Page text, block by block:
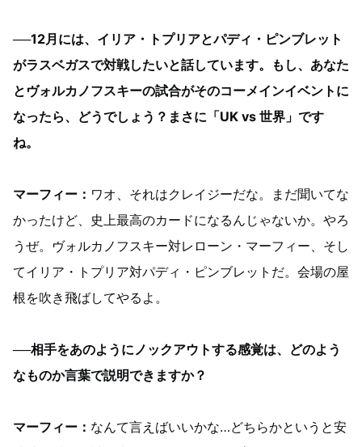
──12月には、イリア・トプリアとパディ・ピンブレット
がラスベガスで対戦したいと話しています。もし、あなた
とヴォルカノフスキーの試合がそのコーメインイベントに
なったら、どうでしょう？まさに「UK vs 世界」です
ね。
マーフィー： ワオ、それはクレイジーだな。まだ聞いてな
かったけど、史上最高のカードになるんじゃないか。やろ
うぜ。ヴォルカノフスキー対レローン・マーフィー、そし
てイリア・トプリア対パディ・ピンブレットだ。会場の屋
根を吹き飛ばしてやるよ。
──相手をあのようにノックアウトする感覚は、どのよう
なものか言葉で説明できますか？
マーフィー： なんて言えばいいかな…どちらかというと安